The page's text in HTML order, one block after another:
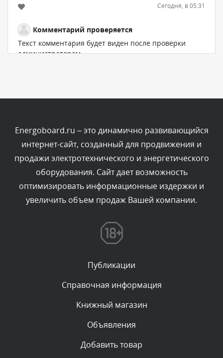
Сегодня, в 05:31
Комментарий проверяется
Текст комментария будет виден после проверки
администратором.
Комментарий проверяется
Текст комментария будет виден после проверки
администратором.
Сегодня, в 03:34
Комментарий проверяется
Текст комментария будет виден после проверки
Комментарий проверяется
Текст комментария будет виден после проверки
администратором.
Комментарий проверяется
Текст комментария будет виден после проверки
администратором.
Energoboard.ru – это динамично развивающийся
интернет-сайт, созданный для продвижения и
продажи электротехнического и энергетического
оборудования. Сайт дает возможность
оптимизировать информационные издержки и
увеличить объем продаж Вашей компании.
Публикации
Справочная информация
Книжный магазин
Объявления
Добавить товар